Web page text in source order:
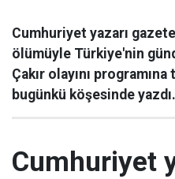
Cumhuriyet yazarı
ölümüyle Türkiye'nin
Çakır olayını programına
bugünkü köşesinde yazdı.
Cumhuriyet